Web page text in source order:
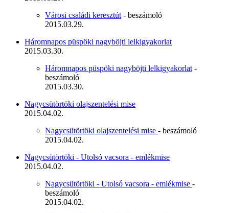
Városi családi keresztút - beszámoló
2015.03.29.
Háromnapos püspöki nagyböjti lelkigyakorlat
2015.03.30.
Háromnapos püspöki nagyböjti lelkigyakorlat -
beszámoló
2015.03.30.
Nagycsütörtöki olajszentelési mise
2015.04.02.
Nagycsütörtöki olajszentelési mise - beszámoló
2015.04.02.
Nagycsütörtöki - Utolsó vacsora - emlékmise
2015.04.02.
Nagycsütörtöki - Utolsó vacsora - emlékmise -
beszámoló
2015.04.02.